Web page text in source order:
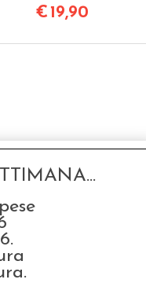
Ultramar Vol.1
€ 19,90